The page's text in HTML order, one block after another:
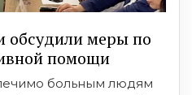
обсудили меры по
помощи
больным людям